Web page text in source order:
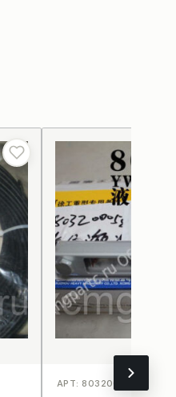
АРТ: 803200058YWZ-